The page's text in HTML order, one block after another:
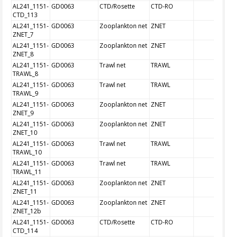
AL241_1151-
CTD_113
GD0063 CTD/Rosette CTD-RO
AL241_1151-
ZNET_7
GD0063 Zooplankton net ZNET
AL241_1151-
ZNET_8
GD0063 Zooplankton net ZNET
AL241_1151-
TRAWL_8
GD0063 Trawl net TRAWL
AL241_1151-
TRAWL_9
GD0063 Trawl net TRAWL
AL241_1151-
ZNET_9
GD0063 Zooplankton net ZNET
AL241_1151-
ZNET_10
GD0063 Zooplankton net ZNET
AL241_1151-
TRAWL_10
GD0063 Trawl net TRAWL
AL241_1151-
TRAWL_11
GD0063 Trawl net TRAWL
AL241_1151-
ZNET_11
GD0063 Zooplankton net ZNET
AL241_1151-
ZNET_12b
GD0063 Zooplankton net ZNET
AL241_1151-
CTD_114
GD0063 CTD/Rosette CTD-RO